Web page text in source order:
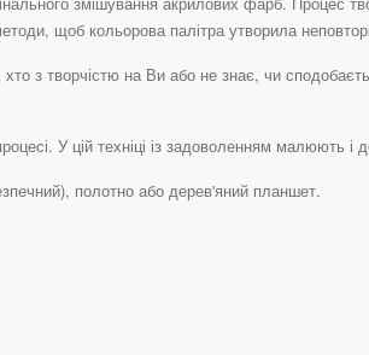
щоб кольорова палітра утворила
з творчістю на Ви або не знає, чи
У цій техніці із задоволенням малюють і
полотно або дерев'яний планшет.